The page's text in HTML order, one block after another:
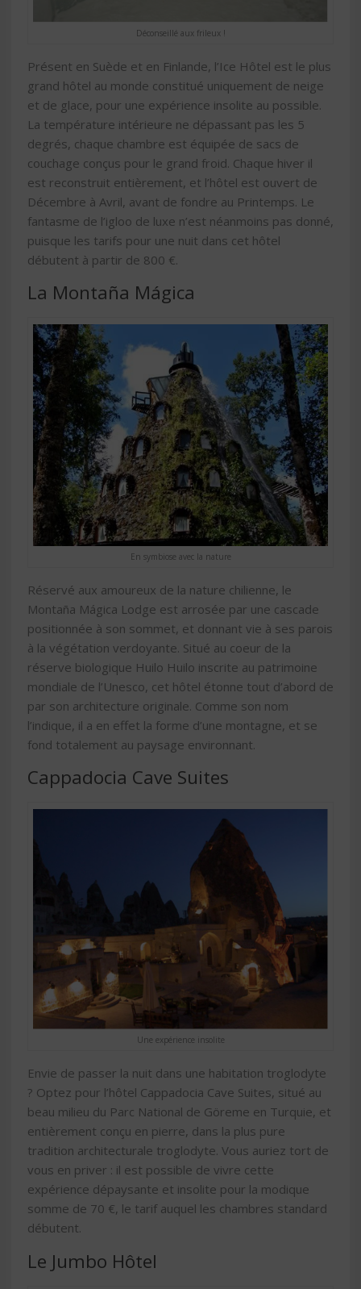
Déconseillé aux frileux !
Présent en Suède et en Finlande, l’Ice Hôtel est le plus
grand hôtel au monde constitué uniquement de neige
et de glace, pour une expérience insolite au possible.
La température intérieure ne dépassant pas les 5
degrés, chaque chambre est équipée de sacs de
couchage conçus pour le grand froid. Chaque hiver il
est reconstruit entièrement, et l’hôtel est ouvert de
Décembre à Avril, avant de fondre au Printemps. Le
fantasme de l’igloo de luxe n’est néanmoins pas donné,
puisque les tarifs pour une nuit dans cet hôtel
débutent à partir de 800 €.
La Montaña Mágica
En symbiose avec la nature
Réservé aux amoureux de la nature chilienne, le
Montaña Mágica Lodge est arrosée par une cascade
positionnée à son sommet, et donnant vie à ses parois
à la végétation verdoyante. Situé au coeur de la
réserve biologique Huilo Huilo inscrite au patrimoine
mondiale de l’Unesco, cet hôtel étonne tout d’abord de
par son architecture originale. Comme son nom
l’indique, il a en effet la forme d’une montagne, et se
fond totalement au paysage environnant.
Cappadocia Cave Suites
Une expérience insolite
Envie de passer la nuit dans une habitation troglodyte
? Optez pour l’hôtel Cappadocia Cave Suites, situé au
beau milieu du Parc National de Göreme en Turquie, et
entièrement conçu en pierre, dans la plus pure
tradition architecturale troglodyte. Vous auriez tort de
vous en priver : il est possible de vivre cette
expérience dépaysante et insolite pour la modique
somme de 70 €, le tarif auquel les chambres standard
débutent.
Le Jumbo Hôtel